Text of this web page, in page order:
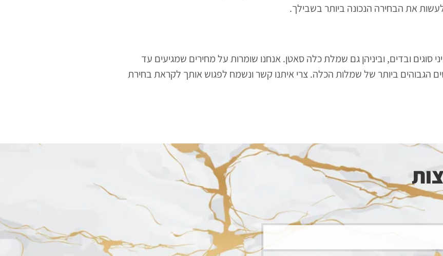
את הבחירה הנכונה ביותר בשבילך.
סוגים ובדים, וביניהן גם שמלת כלה סאטן. אנחנו שומרות על מחירים שמגיעים עד
הגבוהים ביותר של שמלות הכלה. צרי איתנו קשר ונשמח לפגוש אותך לקראת בחירת